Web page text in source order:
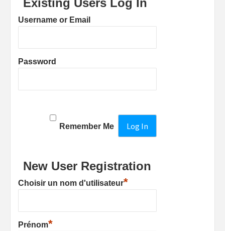
Username or Email
Password
Remember Me
New User Registration
Choisir un nom d'utilisateur*
Prénom*